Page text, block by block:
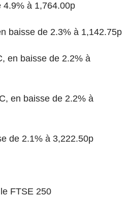
4.9% à 1,764.00p
baisse de 2.3% à 1,142.75p
en baisse de 2.2% à
en baisse de 2.2% à
de 2.1% à 3,222.50p
FTSE 250